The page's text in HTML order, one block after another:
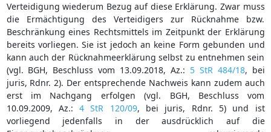
Verteidigung wiederum Bezug auf diese Erklärung. Zwar muss
die Ermächtigung des Verteidigers zur Rücknahme bzw.
Beschränkung eines Rechtsmittels im Zeitpunkt der Erklärung
bereits vorliegen. Sie ist jedoch an keine Form gebunden und
kann auch der Rücknahmeerklärung selbst zu entnehmen sein
(vgl. BGH, Beschluss vom 13.09.2018, Az.: 5 StR 484/18, bei
juris, Rdnr. 2). Der entsprechende Nachweis kann zudem auch
erst im Nachgang erfolgen (vgl. BGH, Beschluss vom
10.09.2009, Az.:4 StR 120/09, bei juris, Rdnr. 5) und ist
vorliegend jedenfalls in der ausdrücklich auf die